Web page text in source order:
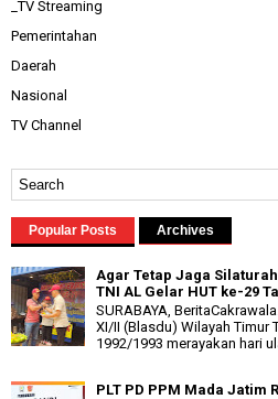
_TV Streaming
Pemerintahan
Daerah
Nasional
TV Channel
Popular Posts Archives
Agar Tetap Jaga
TNI AL Gelar HUT ke-29
SURABAYA,
XI/II (Blasdu) Wilayah Timur
1992/1993 merayakan hari
PLT PD PPM Mada Jatim